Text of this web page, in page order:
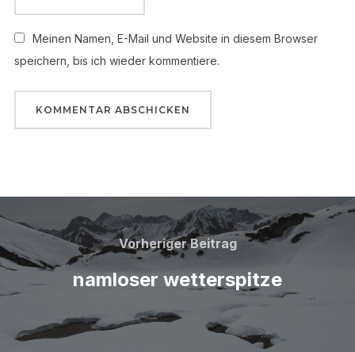
Meinen Namen, E-Mail und Website in diesem Browser
speichern, bis ich wieder kommentiere.
Beitragsnavigation
Vorheriger
Beitrag
Vorheriger Beitrag
namloser wetterspitze